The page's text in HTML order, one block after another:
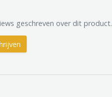
geschreven over dit product.